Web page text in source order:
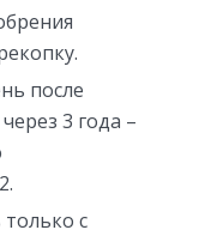
после
3 года –
с